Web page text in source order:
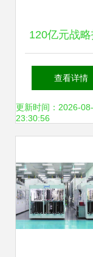
120亿元战
宝能，广州抢
能源产业制
查看详情
更新时间：2026-
23:30:56